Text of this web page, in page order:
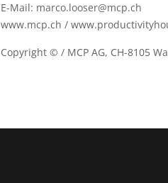
E-Mail: marco.looser@mcp.ch
www.mcp.ch /
Copyright © / MCP AG, CH-8105